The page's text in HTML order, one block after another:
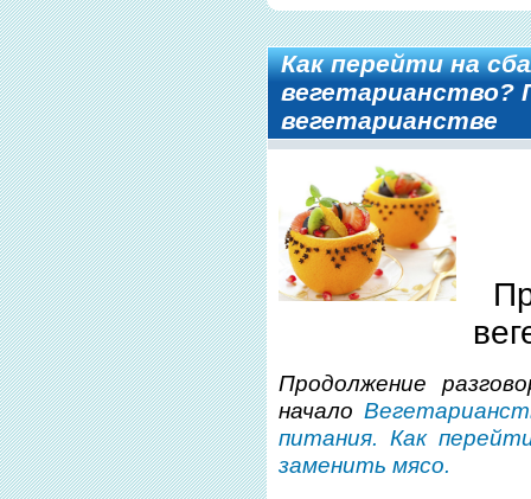
Как перейти на
вегетарианство?
вегетарианстве
Продолжение
начало
питания. Как
заменить мясо.